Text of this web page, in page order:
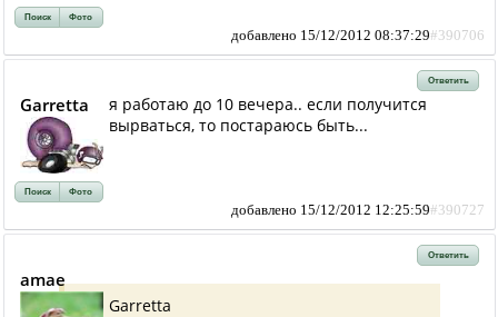
Поиск Фото
добавлено 15/12/2012 08:37:29#390706
Ответить
Garretta
я работаю до 10 вечера.. если получится
вырваться, то постараюсь быть...
Поиск Фото
добавлено 15/12/2012 12:25:59#390727
Ответить
amae
Garretta